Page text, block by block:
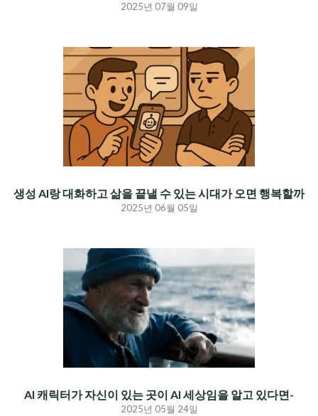
2025년 07월 09일
생성 AI랑 대화하고 삶을 끝낼 수 있는 시대가 오면 행복할까
2025년 06월 05일
AI 캐릭터가 자신이 있는 곳이 AI 세상임을 알고 있다면-
2025년 05월 24일